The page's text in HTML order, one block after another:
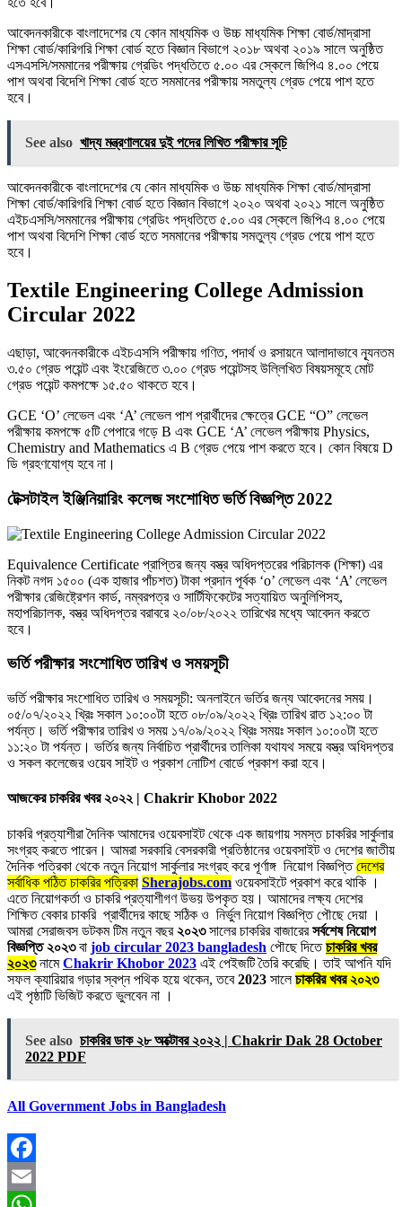
আবেদনকারীকে বাংলাদেশের যে কোন মাধ্যমিক ও উচ্চ মাধ্যমিক শিক্ষা বাের্ড/মাদ্রাসা
শিক্ষা বাের্ড/কারিগরি শিক্ষা বাের্ড হতে বিজ্ঞান বিভাগে ২০১৮ অথবা ২০১৯ সালে অনুষ্ঠিত
এসএসসি/সমমানের পরীক্ষায় গ্রেডিং পদ্ধতিতে ৫.০০ এর স্কেলে জিপিএ ৪.০০ পেয়ে
পাশ অথবা বিদেশি শিক্ষা বাের্ড হতে সমমানের পরীক্ষায় সমতুল্য গ্রেড পেয়ে পাশ হতে
হবে।
See also খাদ্য মন্ত্রণালয়ের দুই পদের লিখিত পরীক্ষার সূচি
আবেদনকারীকে বাংলাদেশের যে কোন মাধ্যমিক ও উচ্চ মাধ্যমিক শিক্ষা বাের্ড/মাদ্রাসা
শিক্ষা বাের্ড/কারিগরি শিক্ষা বাের্ড হতে বিজ্ঞান বিভাগে ২০২০ অথবা ২০২১ সালে অনুষ্ঠিত
এইচএসসি/সমমানের পরীক্ষায় গ্রেডিং পদ্ধতিতে ৫.০০ এর স্কেলে জিপিএ ৪.০০ পেয়ে
পাশ অথবা বিদেশি শিক্ষা বাের্ড হতে সমমানের পরীক্ষায় সমতুল্য গ্রেড পেয়ে পাশ হতে
হবে।
Textile Engineering College Admission
Circular 2022
এছাড়া, আবেদনকারীকে এইচএসসি পরীক্ষায় গণিত, পদার্থ ও রসায়নে আলাদাভাবে ন্যূনতম
৩.৫০ গ্রেড পয়েন্ট এবং ইংরেজিতে ৩.০০ গ্রেড পয়েন্টসহ উল্লিখিত বিষয়সমূহে মােট
গ্রেড পয়েন্ট কমপক্ষে ১৫.৫০ থাকতে হবে।
GCE ‘O’ লেভেল এবং ‘A’ লেভেল পাশ প্রার্থীদের ক্ষেত্রে GCE “O” লেভেল
পরীক্ষায় কমপক্ষে ৫টি পেপারে গড়ে B এবং GCE ‘A’ লেভেল পরীক্ষায় Physics,
Chemistry and Mathematics এ B গ্রেড পেয়ে পাশ করতে হবে। কোন বিষয়ে D
ডি গ্রহণযােগ্য হবে না।
টেক্সটাইল ইঞ্জিনিয়ারিং কলেজ সংশােধিত ভর্তি বিজ্ঞপ্তি 2022
Equivalence Certificate প্রাপ্তির জন্য বস্ত্র অধিদপ্তরের পরিচালক (শিক্ষা) এর
নিকট নগদ ১৫০০ (এক হাজার পাঁচশত) টাকা প্রদান পূর্বক ‘o’ লেভেল এবং ‘A’ লেভেল
পরীক্ষার রেজিষ্ট্রেশন কার্ড, নম্বরপত্র ও সার্টিফিকেটের সত্যায়িত অনুলিপিসহ,
মহাপরিচালক, বস্ত্র অধিদপ্তর বরাবরে ২০/০৮/২০২২ তারিখের মধ্যে আবেদন করতে
হবে।
ভর্তি পরীক্ষার সংশােধিত তারিখ ও সময়সূচী
ভর্তি পরীক্ষার সংশােধিত তারিখ ও সময়সূচী: অনলাইনে ভর্তির জন্য আবেদনের সময়।
০৫/০৭/২০২২ খ্রিঃ সকাল ১০:০০টা হতে ০৮/০৯/২০২২ খ্রিঃ তারিখ রাত ১২:০০ টা
পর্যন্ত। ভর্তি পরীক্ষার তারিখ ও সময় ১৭/০৯/২০২২ খ্রিঃ সময়ঃ সকাল ১০:০০টা হতে
১১:২০ টা পর্যন্ত। ভর্তির জন্য নির্বাচিত প্রার্থীদের তালিকা যথাযথ সময়ে বস্ত্র অধিদপ্তর
ও সকল কলেজের ওয়েব সাইট ও প্রকাশ নােটিশ বাের্ডে প্রকাশ করা হবে।
আজকের চাকরির খবর ২০২২ | Chakrir Khobor 2022
চাকরি প্রত্যাশীরা দৈনিক আমাদের ওয়েবসাইট থেকে এক জায়গায় সমস্ত চাকরির সার্কুলার
সংগ্রহ করতে পারেন। আমরা সরকারি বেসরকারী প্রতিষ্ঠানের ওয়েবসাইট ও দেশের জাতীয়
দৈনিক পত্রিকা থেকে নতুন নিয়োগ সার্কুলার সংগ্রহ করে পূর্ণাঙ্গ নিয়োগ বিজ্ঞপ্তিদেশের
সর্বাধিক পঠিত চাকরির পত্রিকা Sherajobs.com ওয়েবসাইটে প্রকাশ করে থাকি ।
এতে নিয়োগকর্তা ও চাকরি প্রত্যাশীগণ উভয় উপকৃত হয়। আমাদের লক্ষ্য দেশের
শিক্ষিত বেকার চাকরি প্রার্থীদের কাছে সঠিক ও নির্ভুল নিয়োগ বিজ্ঞপ্তি পৌছে দেয়া ।
আমরা সেরাজবস ডটকম টিম নতুন বছর২০২৩সালের চাকরির বাজারেরসর্বশেষ নিয়োগ
বিজ্ঞপ্তি ২০২৩বা job circular 2023 bangladesh পৌছে দিতেচাকরির খবর
২০২৩নামেChakrir Khobor 2023 এই পেইজটি তৈরি করেছি। তাই আপনি যদি
সফল ক্যারিয়ার গড়ার স্বপ্ন পথিক হয়ে থকেন, তবে2023 সালেচাকরির খবর ২০২৩
এই পৃষ্ঠাটি ভিজিট করতে ভুলবেন না ।
See also চাকরির ডাক ২৮ অক্টোবর ২০২২ | Chakrir Dak 28 October
2022 PDF
All Government Jobs in Bangladesh
Facebook